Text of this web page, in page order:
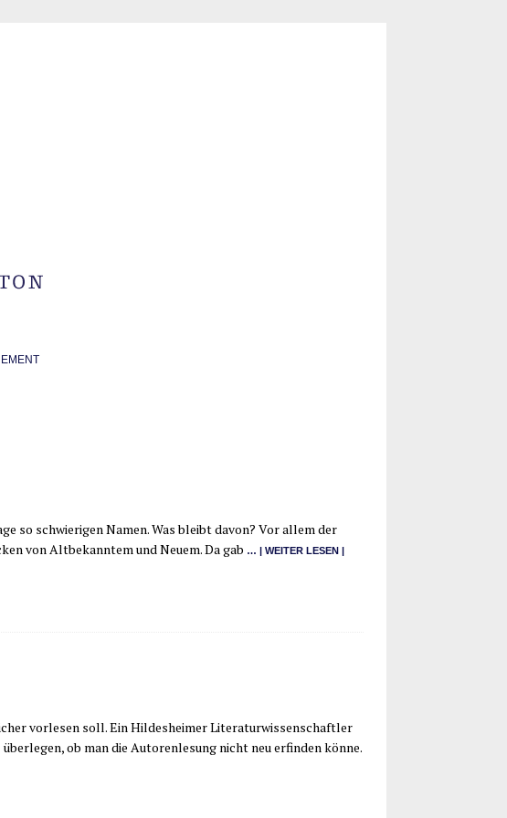
so schwie­ri­gen Namen. Was bleibt davon? Vor allem der
von Alt­be­kann­tem und Neu­em. Da gab … | WEI­TER LESEN |
vor­le­sen soll. Ein Hil­des­hei­mer Lite­ra­tur­wis­sen­schaft­ler
ob man die Autoren­le­sung nicht neu erfin­den kön­ne.